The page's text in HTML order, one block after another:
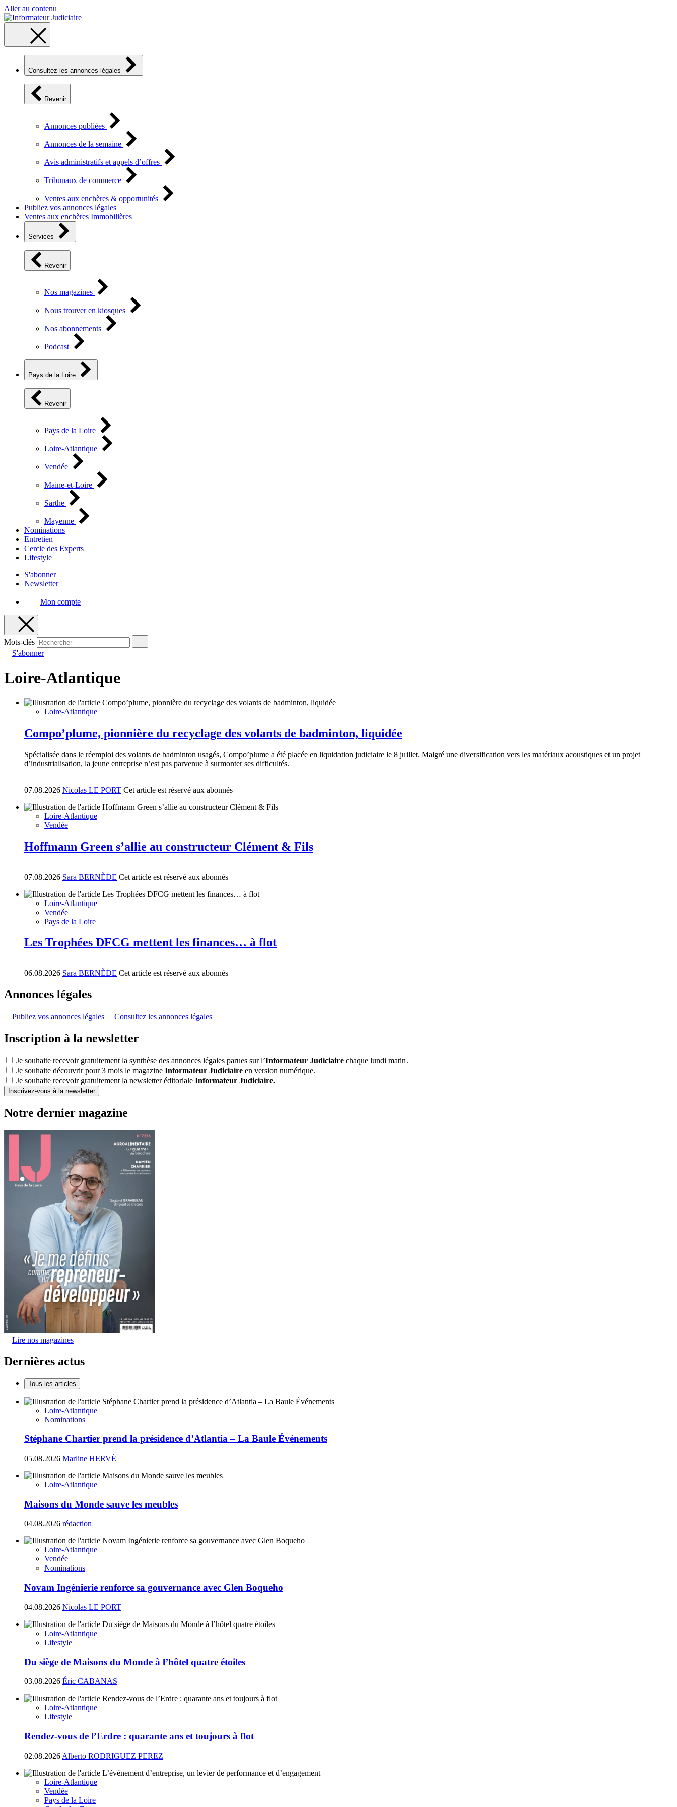
Aller au contenu
Consultez les annonces légales
Revenir
Annonces publiées
Annonces de la semaine
Avis administratifs et appels d’offres
Tribunaux de commerce
Ventes aux enchères & opportunités
Publiez vos annonces légales
Ventes aux enchères Immobilières
Services
Revenir
Nos magazines
Nous trouver en kiosques
Nos abonnements
Podcast
Pays de la Loire
Revenir
Pays de la Loire
Loire-Atlantique
Vendée
Maine-et-Loire
Sarthe
Mayenne
Nominations
Entretien
Cercle des Experts
Lifestyle
S'abonner
Newsletter
Mon compte
Mots-clés
S'abonner
Loire-Atlantique
Loire-Atlantique
Compo’plume, pionnière du recyclage des volants de badminton, liquidée
Spécialisée dans le réemploi des volants de badminton usagés, Compo’plume a été placée en liquidation judiciaire le 8 juillet. Malgré une diversification vers les matériaux acoustiques et un projet
d’industrialisation, la jeune entreprise n’est pas parvenue à surmonter ses difficultés.
07.08.2026 Nicolas LE PORT Cet article est réservé aux abonnés
Loire-Atlantique
Vendée
Hoffmann Green s’allie au constructeur Clément & Fils
07.08.2026 Sara BERNÈDE Cet article est réservé aux abonnés
Loire-Atlantique
Vendée
Pays de la Loire
Les Trophées DFCG mettent les finances… à flot
06.08.2026 Sara BERNÈDE Cet article est réservé aux abonnés
Annonces légales
Publiez vos annonces légales Consultez les annonces légales
Inscription à la newsletter
Je souhaite recevoir gratuitement la synthèse des annonces légales parues sur l’Informateur Judiciaire chaque lundi matin.
Je souhaite découvrir pour 3 mois le magazine Informateur Judiciaire en version numérique.
Je souhaite recevoir gratuitement la newsletter éditoriale Informateur Judiciaire.
Inscrivez-vous à la newsletter
Notre dernier magazine
Lire nos magazines
Dernières actus
Tous les articles
Loire-Atlantique
Nominations
Stéphane Chartier prend la présidence d’Atlantia – La Baule Événements
05.08.2026 Marline HERVÉ
Loire-Atlantique
Maisons du Monde sauve les meubles
04.08.2026 rédaction
Loire-Atlantique
Vendée
Nominations
Novam Ingénierie renforce sa gouvernance avec Glen Boqueho
04.08.2026 Nicolas LE PORT
Loire-Atlantique
Lifestyle
Du siège de Maisons du Monde à l’hôtel quatre étoiles
03.08.2026 Éric CABANAS
Loire-Atlantique
Lifestyle
Rendez-vous de l’Erdre : quarante ans et toujours à flot
02.08.2026 Alberto RODRIGUEZ PEREZ
Loire-Atlantique
Vendée
Pays de la Loire